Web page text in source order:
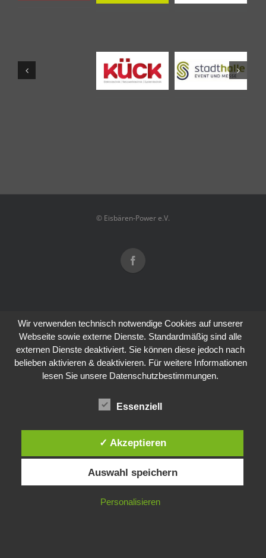
© Eisbären-Power e.V.
Wir verwenden technisch notwendige Cookies auf unserer
Webseite sowie externe Dienste. Standardmäßig sind alle
externen Dienste deaktiviert. Sie können diese jedoch nach
belieben aktivieren & deaktivieren. Für weitere Informationen
lesen Sie unsere Datenschutzbestimmungen.
Essenziell
✓ Akzeptieren
Auswahl speichern
Personalisieren